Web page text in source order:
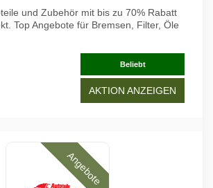
und Zubehör mit bis zu 70% Rabatt
Top Angebote für Bremsen, Filter, Öle
Beliebt
AKTION ANZEIGEN
Angebote